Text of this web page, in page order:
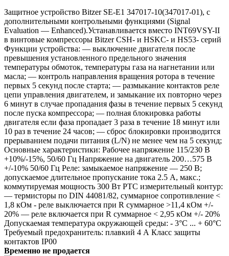
Защитное устройство Bitzer SE-E1 347017-10(347017-01), с
дополнительными контрольными функциями (Signal
Evaluation — Enhanced).Устанавливается вместо INT69VSY-II
в винтовые компрессоры Bitzer CSH- и HSKC- и HS53- серий
Функции устройства: — выключение двигателя после
превышения установленного предельного значения
температуры обмоток, температуры газа на нагнетании или
масла; — контроль направления вращения ротора в течение
первых 5 секунд после старта; — размыкание контактов реле
цепи управления двигателем, и замыкание их повторно через
6 минут в случае пропадания фазы в течение первых 5 секунд
после пуска компрессора; — полная блокировка работы
двигателя если фаза пропадает 3 раза в течение 18 минут или
10 раз в течение 24 часов; — сброс блокировки производится
прерыванием подачи питания (L/N) не менее чем на 5 секунд;
Основные характеристики: Рабочее напряжение 115/230 В
+10%/-15%, 50/60 Гц Напряжение на двигатель 200…575 В
+/-10% 50/60 Гц Реле: замыкаемое напряжение — 250 В;
допускаемое длительное пропускание тока 2.5 А, макс.;
коммутируемая мощность 300 Вт РТС измерительный контур:
— термисторы по DIN 44081/82, суммарное сопротивление <
1,8 кОм - реле выключается при R суммарное >11,4 кОм +/-
20% — реле включается при R суммарное < 2,95 кОм +/- 20%
Допускаемая температура окружающей среды: - 3°С ... + 60°С
Требуемый предохранитель: плавкий 4 А Класс защиты
контактов IP00
Временно не продается